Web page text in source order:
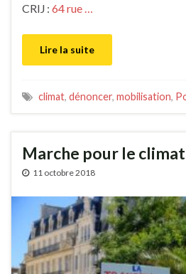
CRIJ : 64 rue …
Lire la suite
climat, dénoncer, mobilisation,
Marche pour le
11 octobre 2018